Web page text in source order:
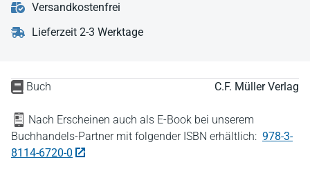
Buch C.F. Müller Verlag
Nach Erscheinen auch als E-Book bei unserem
Buchhandels-Partner mit folgender ISBN erhältlich: 978-3-
8114-6720-0
Versandkostenfrei
Lieferzeit 2-3 Werktage